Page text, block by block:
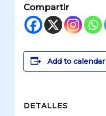
Compartir
Add to calendar
DETALLES